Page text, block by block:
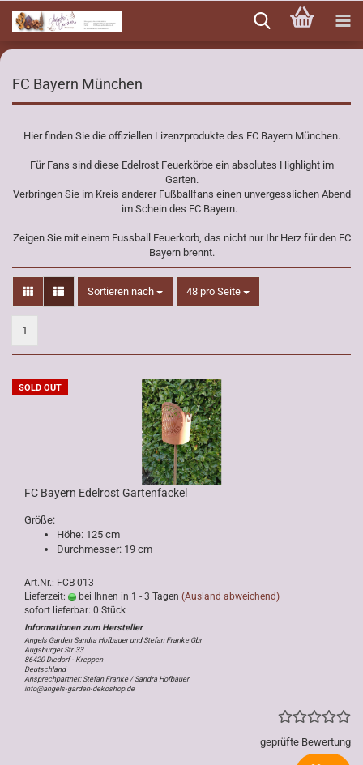
zum
Hauptinhalt
FC Bayern München
Hier finden Sie die offiziellen Lizenzprodukte des FC Bayern München.
Für Fans sind diese Edelrost Feuerkörbe ein absolutes Highlight im
Garten.
Verbringen Sie im Kreis anderer Fußballfans einen unvergesslichen Abend
im Schein des FC Bayern.
Zeigen Sie mit einem Fussball Feuerkorb, das nicht nur Ihr Herz für den FC
Bayern brennt.
Sortieren nach
Sortieren nach 48 pro Seite
pro Seite
1
SOLD OUT
FC Bayern Edelrost Gartenfackel
Größe:
Höhe: 125 cm
Durchmesser: 19 cm
Art.Nr.: FCB-013
Lieferzeit:
bei Ihnen in 1 - 3 Tagen (Ausland abweichend)
sofort lieferbar: 0 Stück
Angels Garden Sandra Hofbauer und Stefan Franke Gbr
Augsburger Str. 33
86420 Diedorf - Kreppen
Deutschland
Ansprechpartner: Stefan Franke / Sandra Hofbauer
info@angels-garden-dekoshop.de
geprüfte Bewertung